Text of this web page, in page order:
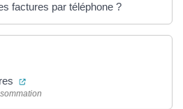
factures par téléphone ?
(ouverture dans un nouvel onglet)